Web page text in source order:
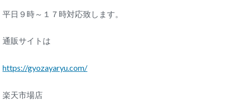
平日９時～１７時対応致します。
通販サイトは
https://gyozayaryu.com/
楽天市場店